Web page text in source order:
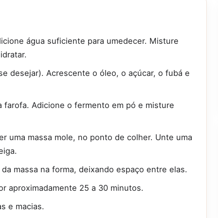
água suficiente para umedecer. Misture
desejar). Acrescente o óleo, o açúcar, o fubá e
Adicione o fermento em pó e misture
uma massa mole, no ponto de colher. Unte uma
massa na forma, deixando espaço entre elas.
aproximadamente 25 a 30 minutos.
e macias.